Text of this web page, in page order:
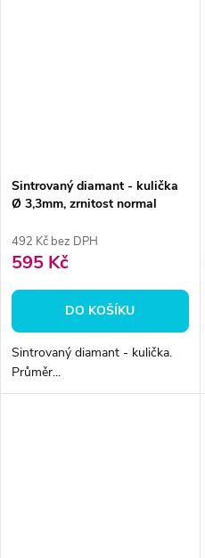
Sintrovaný diamant - kulička
Ø 3,3mm, zrnitost normal
492 Kč bez DPH
595 Kč
DO KOŠÍKU
Sintrovaný diamant - kulička.
Průměr...